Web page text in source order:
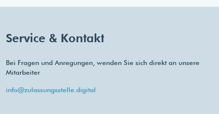
Service & Kontakt
Bei Fragen und Anregungen, wenden Sie sich direkt an unsere
Mitarbeiter
info@zulassungsstelle.digital